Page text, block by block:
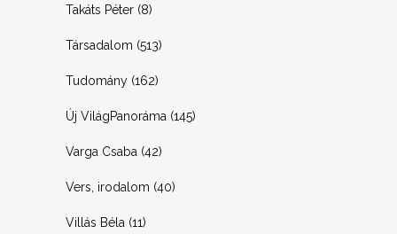
Takáts Péter (8)
Társadalom (513)
Tudomány (162)
Új VilágPanoráma (145)
Varga Csaba (42)
Vers, irodalom (40)
Villás Béla (11)